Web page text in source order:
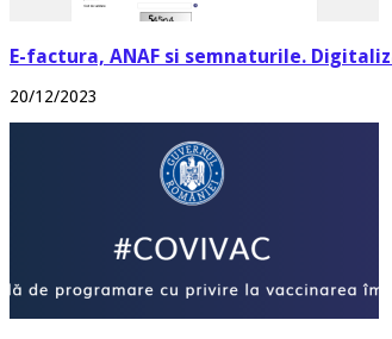
E-factura, ANAF si semnaturile.
20/12/2023